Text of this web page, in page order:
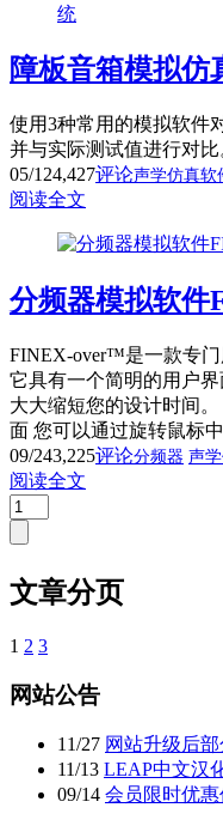
统
障板音箱模拟仿
使用3种常用的模拟软件
并与实际测试值进行对比
05/124,427评论声学仿真软
阅读全文
分频器模拟软
FINEX-over™是一款专门
它具有一个简明的用户
大大缩短您的设计时间
面 您可以通过旋转鼠标
09/243,225评论分频器 声
阅读全文
文章分页
1 2 3
网站公告
11/27 网站升级后
11/13 LEAP中文汉
09/14 会员限时优惠